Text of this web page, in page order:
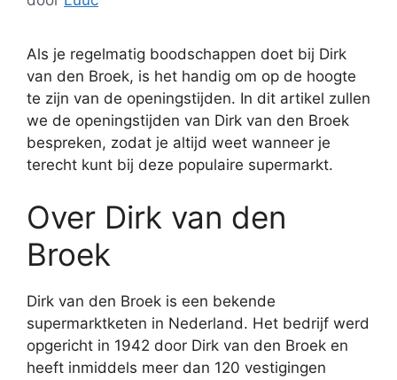
Als je regelmatig boodschappen doet bij Dirk
van den Broek, is het handig om op de hoogte
te zijn van de openingstijden. In dit artikel zullen
we de openingstijden van Dirk van den Broek
bespreken, zodat je altijd weet wanneer je
terecht kunt bij deze populaire supermarkt.
Over Dirk van den
Broek
Dirk van den Broek is een bekende
supermarktketen in Nederland. Het bedrijf werd
opgericht in 1942 door Dirk van den Broek en
heeft inmiddels meer dan 120 vestigingen